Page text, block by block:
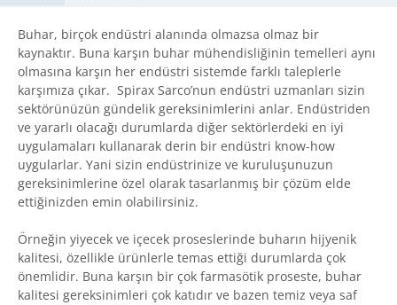
Buhar, birçok endüstri alanında olmazsa olmaz bir
kaynaktır. Buna karşın buhar mühendisliğinin temelleri aynı
olmasına karşın her endüstri sistemde farklı taleplerle
karşımıza çıkar. Spirax Sarco’nun endüstri uzmanları sizin
sektörünüzün gündelik gereksinimlerini anlar. Endüstriden
ve yararlı olacağı durumlarda diğer sektörlerdeki en iyi
uygulamaları kullanarak derin bir endüstri know-how
uygularlar. Yani sizin endüstrinize ve kuruluşunuzun
gereksinimlerine özel olarak tasarlanmış bir çözüm elde
ettiğinizden emin olabilirsiniz.
Örneğin yiyecek ve içecek proseslerinde buharın hijyenik
kalitesi, özellikle ürünlerle temas ettiği durumlarda çok
önemlidir. Buna karşın bir çok farmasötik proseste, buhar
kalitesi gereksinimleri çok katıdır ve bazen temiz veya saf